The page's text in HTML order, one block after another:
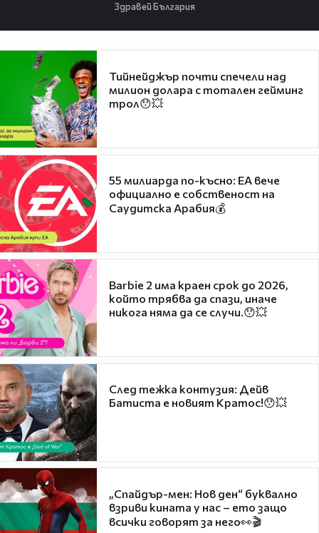
Здравей България
Тийнейджър почти спечели над
милион долара с тотален гейминг
трол😯💥
55 милиарда по-късно: EA вече
официално е собственост на
Саудитска Арабия💰
Barbie 2 има краен срок до 2026,
който трябва да спази, иначе
никога няма да се случи.😯💥
След тежка контузия: Дейв
Батиста е новият Кратос!😯💥
„Спайдър-мен: Нов ден“ буквално
взриви кината у нас – ето защо
всички говорят за него👀🎬